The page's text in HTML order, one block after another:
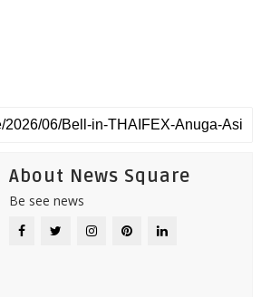
About News Square
Be see news